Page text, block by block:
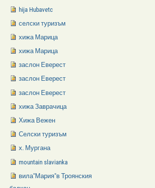
hija Hubavetc
селски туризъм
хижа Марица
хижа Марица
заслон Еверест
заслон Еверест
заслон Еверест
хижа Заврачица
Хижа Вежен
Селски туризъм
х. Мургана
mountain slavianka
вила"Мария"в Троянския